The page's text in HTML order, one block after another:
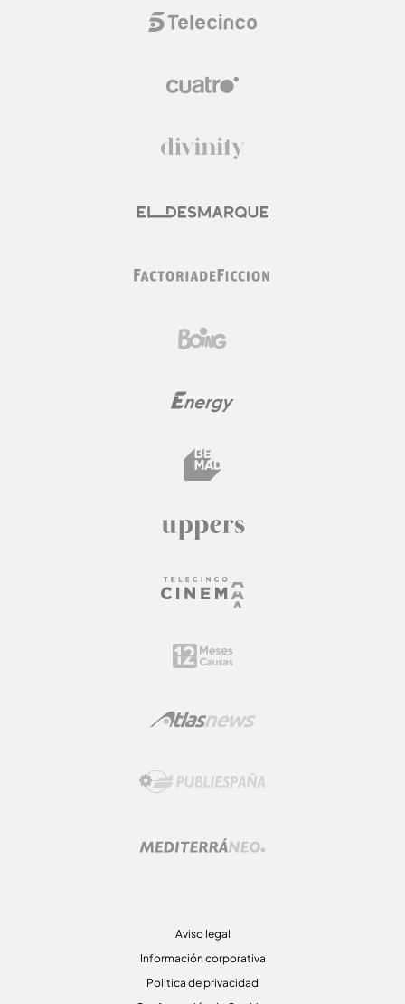
Aviso legal
Información corporativa
Politica de privacidad